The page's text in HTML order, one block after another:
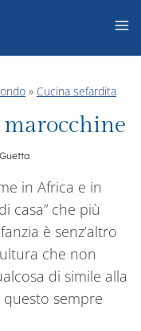
» Cucina sefardita
in Africa e in
casa” che più
è senz’altro
che non
di simile alla
sempre